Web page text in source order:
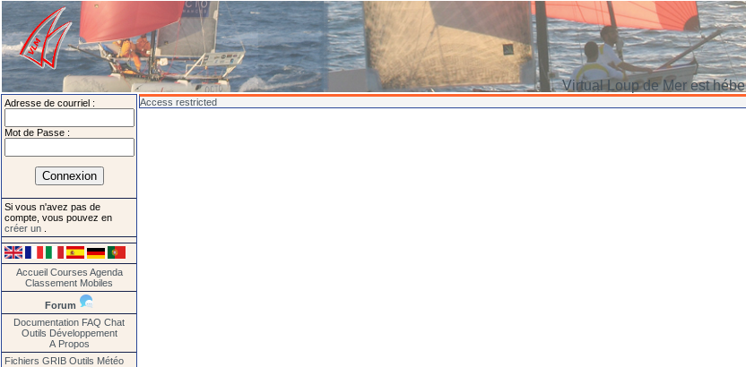
Virtual Loup de Mer est
Adresse de courriel :
Mot de Passe :
Si vous n'avez pas de
compte, vous pouvez en
créer un
Accueil Courses Agenda
Classement Mobiles
Forum
Documentation FAQ Chat
Outils Développement
A Propos
Fichiers GRIB Outils Météo
Access restricted